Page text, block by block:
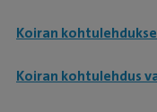
Koiran
Koiran kohtulehdus